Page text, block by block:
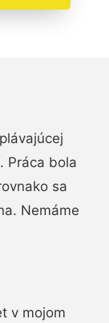
Práca bola
sa
Nemáme
v mojom